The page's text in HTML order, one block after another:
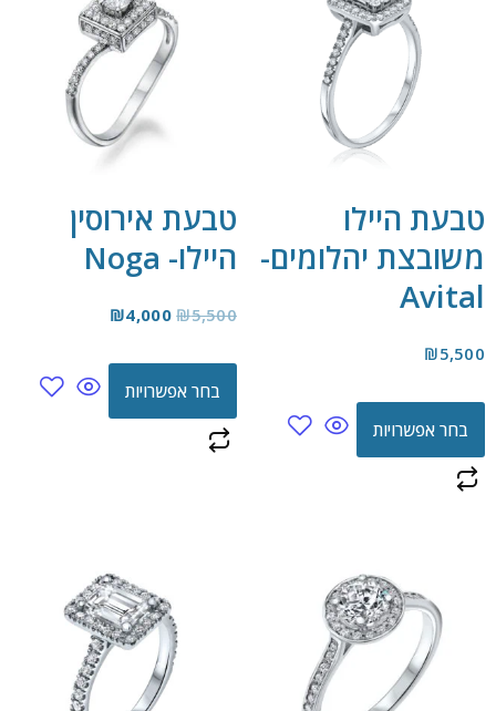
טבעת היילו
משובצת יהלומים-
Avital
₪5,500
בחר אפשרויות
טבעת אירוסין
היילו- Noga
₪5,500
₪4,000
בחר אפשרויות